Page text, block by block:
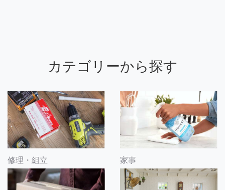
カテゴリーから探す
修理・組立 家事